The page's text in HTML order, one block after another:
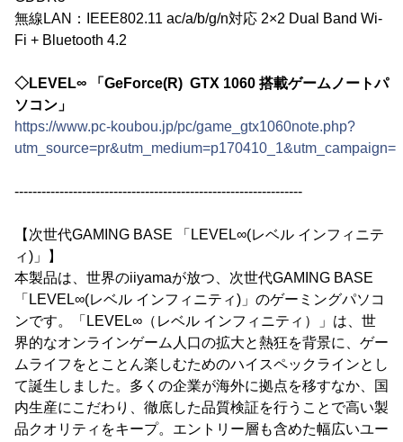
無線LAN：IEEE802.11 ac/a/b/g/n対応 2×2 Dual Band Wi-
Fi + Bluetooth 4.2
◇LEVEL∞ 「GeForce(R) GTX 1060 搭載ゲームノートパ
ソコン」
https://www.pc-koubou.jp/pc/game_gtx1060note.php?
----------------------------------------------------------------
【次世代GAMING BASE 「LEVEL∞(レベル インフィニテ
ィ)」】
本製品は、世界のiiyamaが放つ、次世代GAMING BASE
「LEVEL∞(レベル インフィニティ)」のゲーミングパソコ
ンです。「LEVEL∞（レベル インフィニティ）」は、世
界的なオンラインゲーム人口の拡大と熱狂を背景に、ゲー
ムライフをとことん楽しむためのハイスペックラインとし
て誕生しました。多くの企業が海外に拠点を移すなか、国
内生産にこだわり、徹底した品質検証を行うことで高い製
品クオリティをキープ。エントリー層も含めた幅広いユー